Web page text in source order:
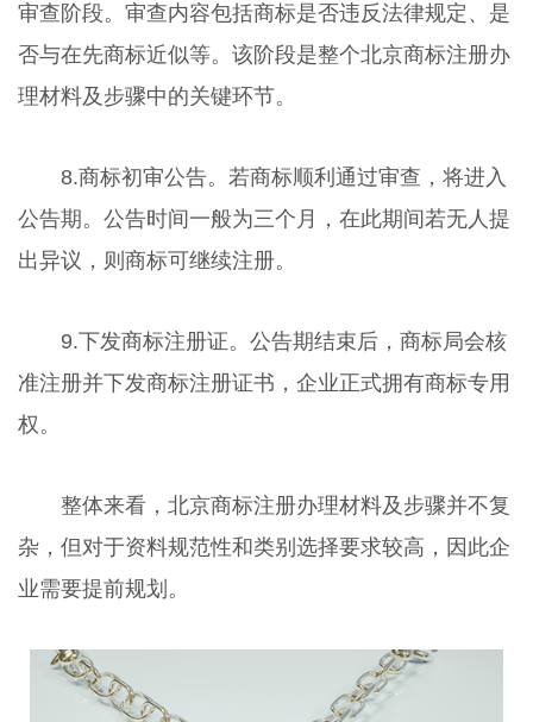
审查阶段。审查内容包括商标是否违反法律规定、是
否与在先商标近似等。该阶段是整个北京商标注册办
理材料及步骤中的关键环节。
8.商标初审公告。若商标顺利通过审查，将进入
公告期。公告时间一般为三个月，在此期间若无人提
出异议，则商标可继续注册。
9.下发商标注册证。公告期结束后，商标局会核
准注册并下发商标注册证书，企业正式拥有商标专用
权。
整体来看，北京商标注册办理材料及步骤并不复
杂，但对于资料规范性和类别选择要求较高，因此企
业需要提前规划。